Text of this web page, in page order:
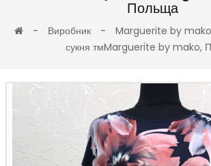
Польща
Виробник Marguerite by mako
сукня тмMarguerite by mako,